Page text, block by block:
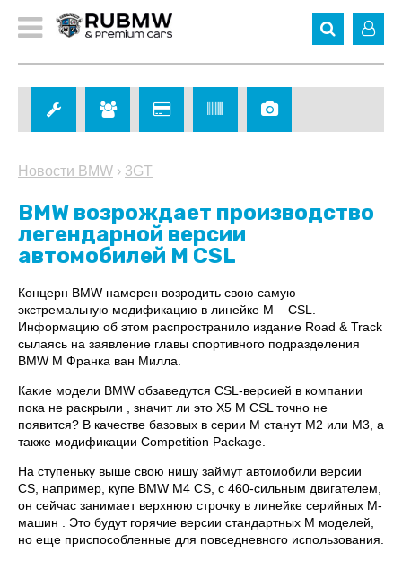
Новости BMW › 3GT
BMW возрождает производство
легендарной версии
автомобилей M CSL
Концерн BMW намерен возродить свою самую
экстремальную модификацию в линейке M – CSL.
Информацию об этом распространило издание Road & Track
сылаясь на заявление главы спортивного подразделения
BMW M Франка ван Милла.
Какие модели BMW обзаведутся CSL-версией в компании
пока не раскрыли , значит ли это X5 M CSL точно не
появится? В качестве базовых в серии М станут M2 или M3, а
также модификации Competition Package.
На ступеньку выше свою нишу займут автомобили версии
CS, например, купе BMW M4 CS, с 460-сильным двигателем,
он сейчас занимает верхнюю строчку в линейке серийных M-
машин . Это будут горячие версии стандартных M моделей,
но еще приспособленные для повседневного использования.